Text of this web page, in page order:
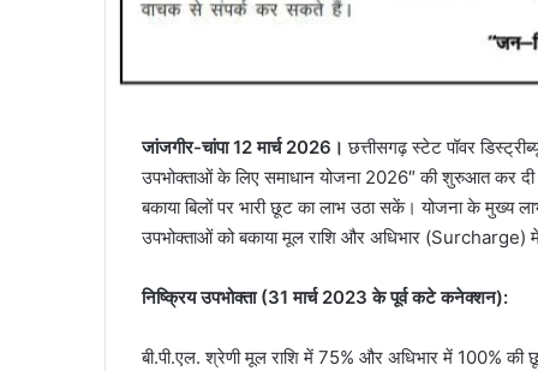
जांजगीर-चांपा 12 मार्च 2026। छत्तीसगढ़ स्टेट पॉवर
उपभोक्ताओं के लिए समाधान योजना 2026″ की शुरुआत कर
बकाया बिलों पर भारी छूट का लाभ उठा सकें। योजना के
उपभोक्ताओं को बकाया मूल राशि और अधिभार (Surcharge) में
निष्क्रिय उपभोक्ता (31 मार्च 2023 के पूर्व कटे कनेक्शन):
बी.पी.एल. श्रेणी मूल राशि में 75% और अधिभार में 100%